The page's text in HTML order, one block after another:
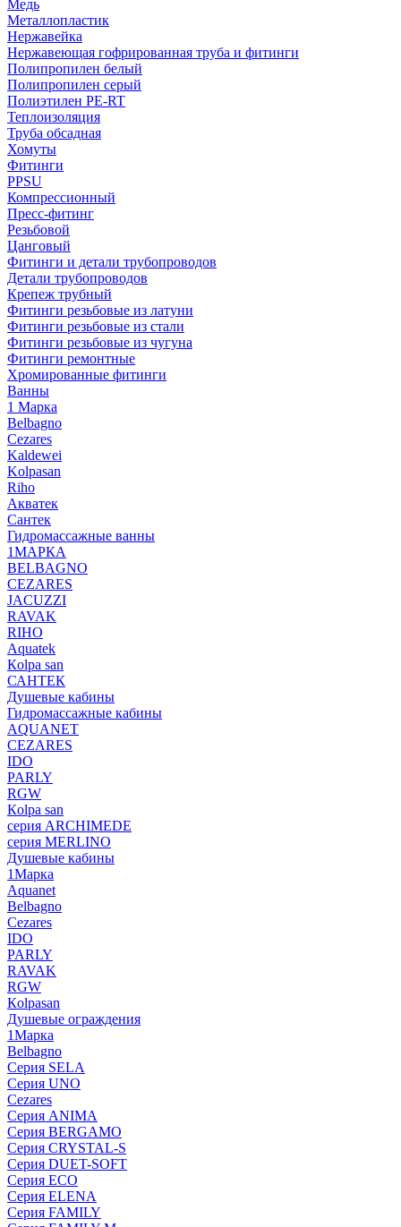
Медь
Металлопластик
Нержавейка
Нержавеющая гофрированная труба и фитинги
Полипропилен белый
Полипропилен серый
Полиэтилен PE-RT
Теплоизоляция
Труба обсадная
Хомуты
Фитинги
PPSU
Компрессионный
Пресс-фитинг
Резьбовой
Цанговый
Фитинги и детали трубопроводов
Детали трубопроводов
Крепеж трубный
Фитинги резьбовые из латуни
Фитинги резьбовые из стали
Фитинги резьбовые из чугуна
Фитинги ремонтные
Хромированные фитинги
Ванны
1 Марка
Belbagno
Cezares
Kaldewei
Kolpasan
Riho
Акватек
Сантек
Гидромассажные ванны
1МАРКА
BELBAGNO
CEZARES
JACUZZI
RAVAK
RIHO
Аquatek
Кolpa san
САНТЕК
Душевые кабины
Гидромассажные кабины
AQUANET
CEZARES
IDO
PARLY
RGW
Кolpa san
серия ARCHIMEDE
серия MERLINO
Душевые кабины
1Марка
Aquanet
Belbagno
Cezares
IDO
PARLY
RAVAK
RGW
Кolpasan
Душевые ограждения
1Марка
Belbagno
Серия SELA
Серия UNO
Cezares
Серия ANIMA
Серия BERGAMO
Серия CRYSTAL-S
Серия DUET-SOFT
Серия ECO
Серия ELENA
Серия FAMILY